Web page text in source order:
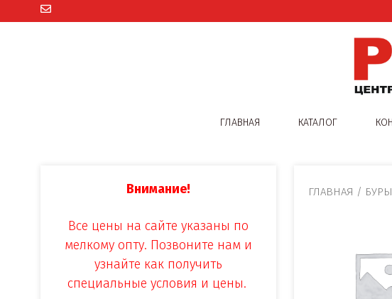
ГЛАВНАЯ КАТАЛОГ
ГЛАВНАЯ /
Внимание!
Все цены на сайте указаны по
мелкому опту. Позвоните нам и
узнайте как получить
специальные условия и цены.